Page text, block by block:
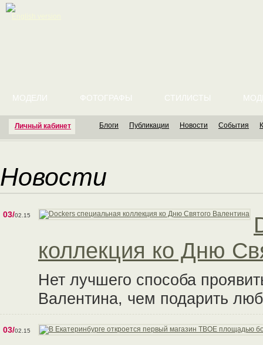
Личный кабинет
МОДЕЛИ ФОТОГРАФЫ СТИЛИСТЫ
Блоги Публикации Новости События
Новости
03/02.15
коллекция ко Дню
Нет лучшего способа
Валентина, чем подарить
03/02.15